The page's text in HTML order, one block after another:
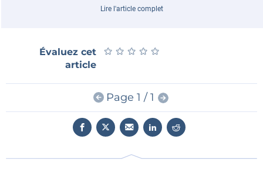
accompagner ce parcours, en garantissant
Cette approche permet aux concepteurs de se
concentrer sur l’essentiel : optimiser leurs
Une vision partagée de la performance et de la fiabilité
Pour Farnell, intégrer les solutions Same Sky, c’est
enrichir son portefeuille avec des composants
Lire l'article complet
Évaluez cet
article
★ ★ ★ ★ ★
★ ★ ★ ★ ★
Page 1 / 1